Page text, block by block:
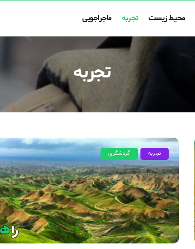
محیط زیست تجربه ماجراجویی
تجربه
تجربه گردشگری